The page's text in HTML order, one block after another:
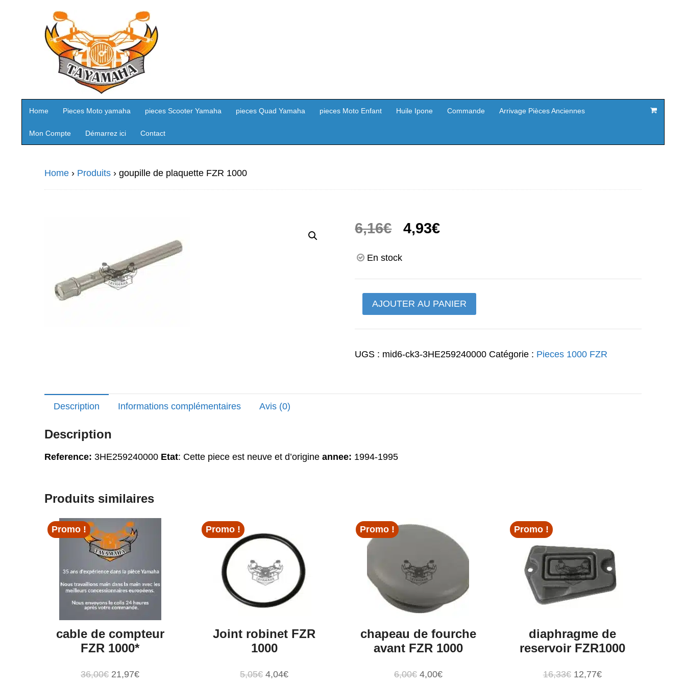
Home Pieces Moto yamaha pieces Scooter Yamaha pieces Quad Yamaha pieces Moto Enfant Huile Ipone Commande Arrivage Pièces Anciennes
Mon Compte Démarrez ici Contact
Home › Produits › goupille de plaquette FZR 1000
6,16€
Le
était :
6,16€.
4,93€Le
est :
4,93€.
En stock
quantité
de
goupille
plaquette
AJOUTER AU PANIER
UGS : mid6-ck3-3HE259240000 Catégorie : Pieces 1000 FZR
Description Informations complémentaires Avis (0)
Description
Reference: 3HE259240000 Etat: Cette piece est neuve et d’origine annee: 1994-1995
Produits similaires
Promo !
cable de compteur
FZR 1000*
36,00€ Le
21,97€Le
Promo !
Joint robinet FZR
1000
5,05€ Le
4,04€Le
Promo !
chapeau de fourche
avant FZR 1000
6,00€ Le
4,00€Le
Promo !
diaphragme de
reservoir FZR1000
16,33€ Le
12,77€Le